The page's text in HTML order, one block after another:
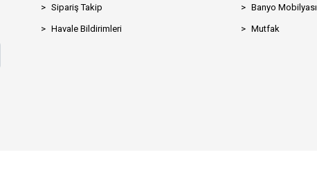
Sipariş Takip
Havale Bildirimleri
Banyo Mobilyası
Mutfak